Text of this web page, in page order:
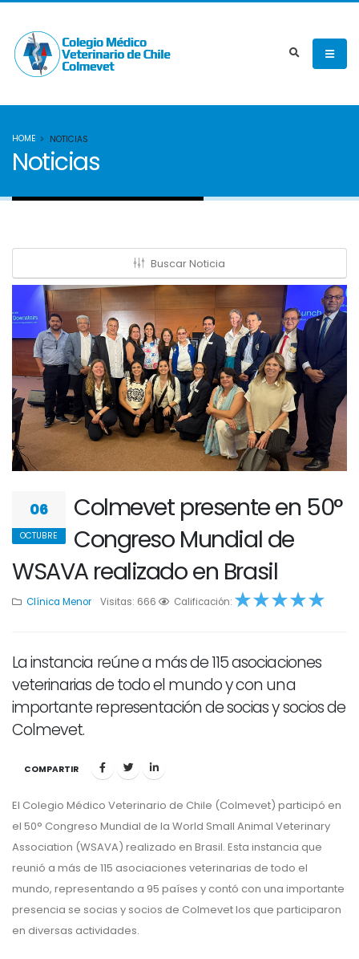
HOME NOTICIAS
Noticias
Buscar Noticia
06
OCTUBRE
Colmevet presente en 50°
Congreso Mundial de
WSAVA realizado en Brasil
Clínica Menor Visitas: 666 Calificación:
1 2 3 4 5
La instancia reúne a más de 115 asociaciones
veterinarias de todo el mundo y con una
importante representación de socias y socios de
Colmevet.
COMPARTIR
El Colegio Médico Veterinario de Chile (Colmevet) participó en
el 50° Congreso Mundial de la World Small Animal Veterinary
Association (WSAVA) realizado en Brasil. Esta instancia que
reunió a más de 115 asociaciones veterinarias de todo el
mundo, representando a 95 países y contó con una importante
presencia se socias y socios de Colmevet los que participaron
en diversas actividades.